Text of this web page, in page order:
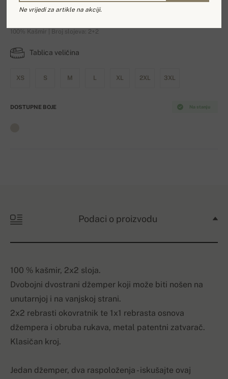
Cilio
100% Kašmir | Broj slojeva: 2+2
Tablica veličina
XS S M L XL 2XL 3XL
Na stanju
DOSTUPNE BOJE
Podaci o proizvodu
100 % kašmir, 2x2 sloja.
Dvobojni dvostrani džemper koji može biti nošen na
unutarnjoj i na vanjskoj strani.
2x2 rebrasti okovratnik te 1x1 rebrasta osnova
džempera i obruba rukava, metal patentni zatvarač.
Klasičan kroj.
Jedan džemper, dva raspoloženja - iskušajte ovaj
Ne vrijedi za artikle na akciji.